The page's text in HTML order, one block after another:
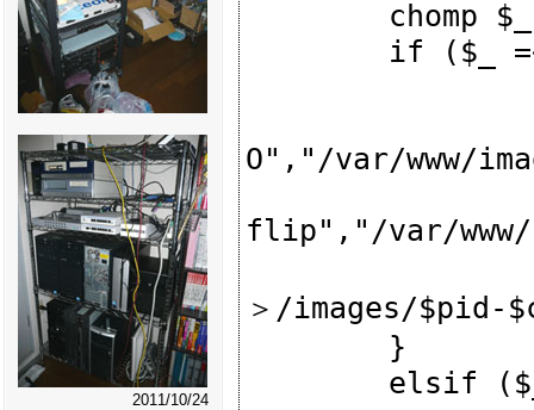
2011/10/24
O","/var/www/
flip","/var/www/
＞/images/$pid-